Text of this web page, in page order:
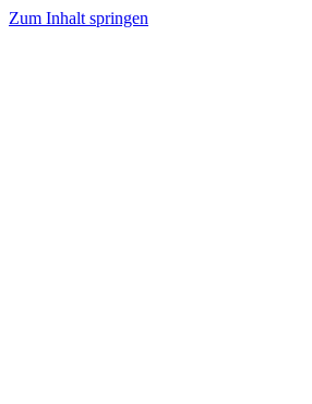
Zum Inhalt springen